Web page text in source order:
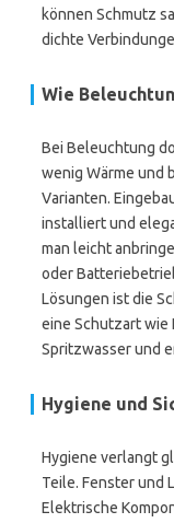
können Schmutz
dichte
Wie
Bei Beleuchtung
wenig Wärme und
Varianten.
installiert und
man leicht
oder
Lösungen ist die
eine Schutzart wie
Spritzwasser und
Hygiene und
Hygiene verlangt
Teile. Fenster und
Elektrische